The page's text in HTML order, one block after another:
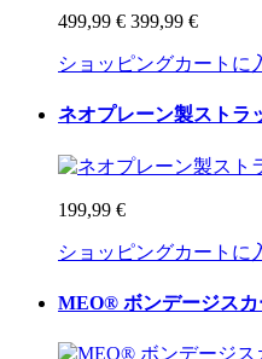
499,99 € 399,99 €
ショッピングカートに
ネオプレーン製ストラ
199,99 €
ショッピングカートに
MEO® ボンデージスカ